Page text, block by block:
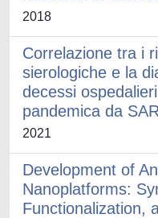
2018
Correlazione tra i
sierologiche e la
decessi
pandemica da
2021
Development of
Nanoplatforms:
Functionalization,